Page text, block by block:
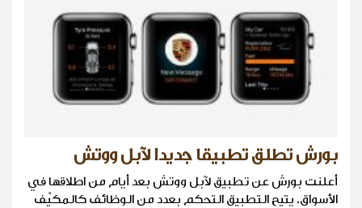
بورش تطلق تطبيقا جديدا لآبل ووتش
أعلنت بورش عن تطبيق لآبل ووتش بعد أيام من اطلاقها في
الأسواق. يتيح التطبيق التحكم بعدد من الوظائف كالمكيِّف